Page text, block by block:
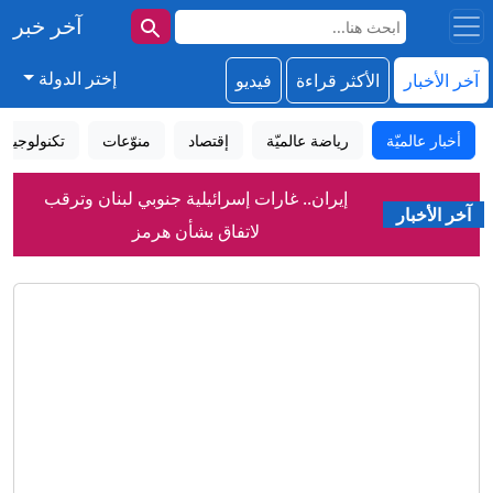
آخر خبر
آخر الأخبار الأكثر قراءة فيديو إختر الدولة
أخبار عالميّة رياضة عالميّة إقتصاد منوّعات تكنولوجيا
آخر الأخبار
إيران.. غارات إسرائيلية جنوبي لبنان وترقب
لاتفاق بشأن هرمز
الدفاع اليمنية: الحوثي نفذ هجوما بالصواريخ